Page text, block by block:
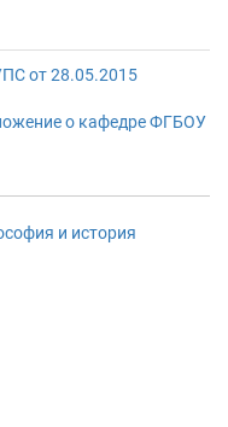
от 28.05.2015
о кафедре ФГБОУ
и история